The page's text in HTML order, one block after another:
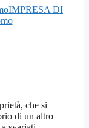
IMPRESA DI
che si
di un altro